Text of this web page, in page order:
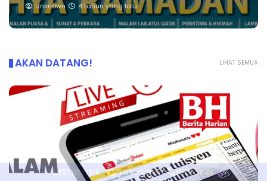
Unknown 4 tahun yang lalu
LIHAT SEMUA
AKAN DATANG!
Statistik Tularkan! Hubungi